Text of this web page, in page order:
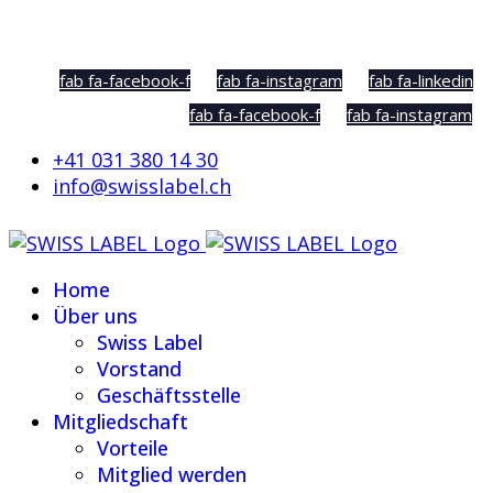
fab fa-facebook-f fab fa-instagram
fab fa-linkedin
fab fa-facebook-f
fab fa-instagram
+41 031 380 14 30
info@swisslabel.ch
Home
Über uns
Swiss Label
Vorstand
Geschäftsstelle
Mitgliedschaft
Vorteile
Mitglied werden